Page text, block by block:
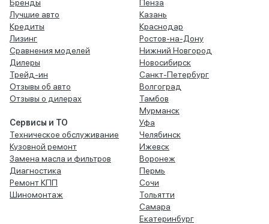
Бренды
Лучшие авто
Кредиты
Лизинг
Сравнения моделей
Дилеры
Трейд-ин
Отзывы об авто
Отзывы о дилерах
Сервисы и ТО
Техническое обслуживание
Кузовной ремонт
Замена масла и фильтров
Диагностика
Ремонт КПП
Шиномонтаж
Пенза
Казань
Краснодар
Ростов-на-Дону
Нижний Новгород
Новосибирск
Санкт-Петербург
Волгоград
Тамбов
Мурманск
Уфа
Челябинск
Ижевск
Воронеж
Пермь
Сочи
Тольятти
Самара
Екатеринбург